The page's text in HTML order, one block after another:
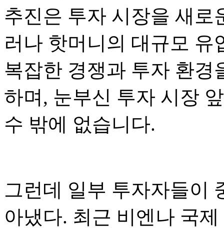
추진은 투자 시장을 새로
러나 핫머니의 대규모
복잡한 경쟁과 투자 환경
하며, 눈부신 투자 시장
수 밖에 없습니다.
그런데 일부 투자자들이
아냈다. 최근 비엔나 국